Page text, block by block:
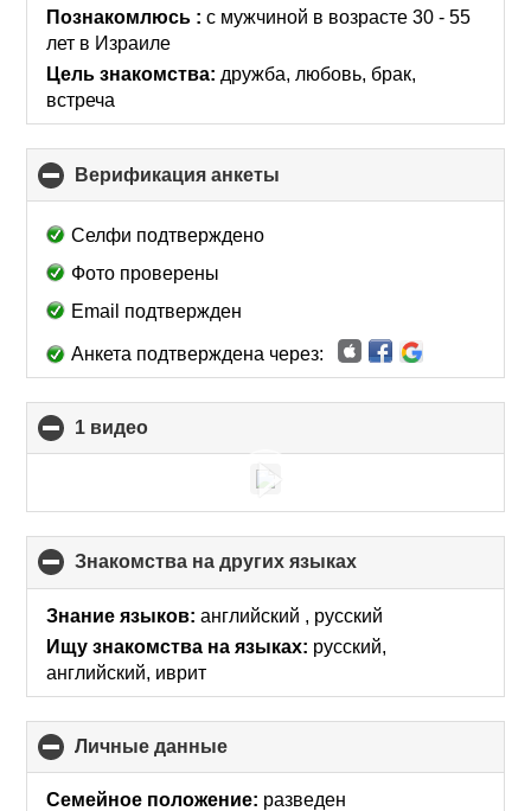
collapse
contents
Познакомлюсь :с мужчиной в возрасте 30 - 55
лет в Израиле
Цель знакомства: дружба, любовь, брак,
встреча
Верификация анкеты
to
Селфи подтверждено
Фото проверены
Email подтвержден
Анкета подтверждена через:
1 видео
to
Знакомства на других языках
to
collapse
Знание языков: английский , русский
Ищу знакомства на языках: русский,
английский, иврит
Личные данные
to
collapse
Семейное положение: разведен